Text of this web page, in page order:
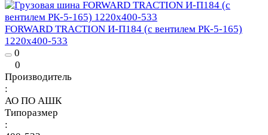
FORWARD TRACTION И-П184 (с вентилем РК-5-165)
1220х400-533
0
0
Производитель
:
АО ПО АШК
Типоразмер
: